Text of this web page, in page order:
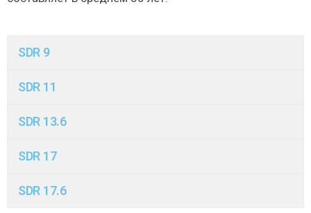
SDR 9
SDR 11
SDR 13.6
SDR 17
SDR 17.6